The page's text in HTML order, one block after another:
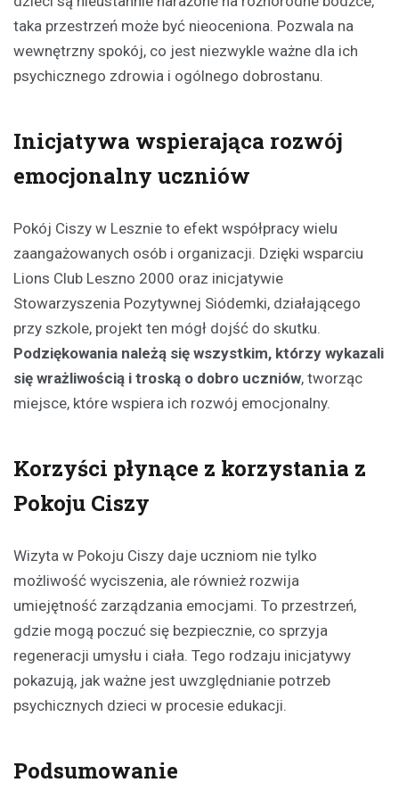
taka przestrzeń może być nieoceniona. Pozwala na
wewnętrzny spokój, co jest niezwykle ważne dla ich
psychicznego zdrowia i ogólnego dobrostanu.
Inicjatywa wspierająca rozwój
emocjonalny uczniów
Pokój Ciszy w Lesznie to efekt współpracy wielu
zaangażowanych osób i organizacji. Dzięki wsparciu
Lions Club Leszno 2000 oraz inicjatywie
Stowarzyszenia Pozytywnej Siódemki, działającego
przy szkole, projekt ten mógł dojść do skutku.
Podziękowania należą się wszystkim, którzy wykazali
się wrażliwością i troską o dobro uczniów, tworząc
miejsce, które wspiera ich rozwój emocjonalny.
Korzyści płynące z korzystania z
Pokoju Ciszy
Wizyta w Pokoju Ciszy daje uczniom nie tylko
możliwość wyciszenia, ale również rozwija
umiejętność zarządzania emocjami. To przestrzeń,
gdzie mogą poczuć się bezpiecznie, co sprzyja
regeneracji umysłu i ciała. Tego rodzaju inicjatywy
pokazują, jak ważne jest uwzględnianie potrzeb
psychicznych dzieci w procesie edukacji.
Podsumowanie